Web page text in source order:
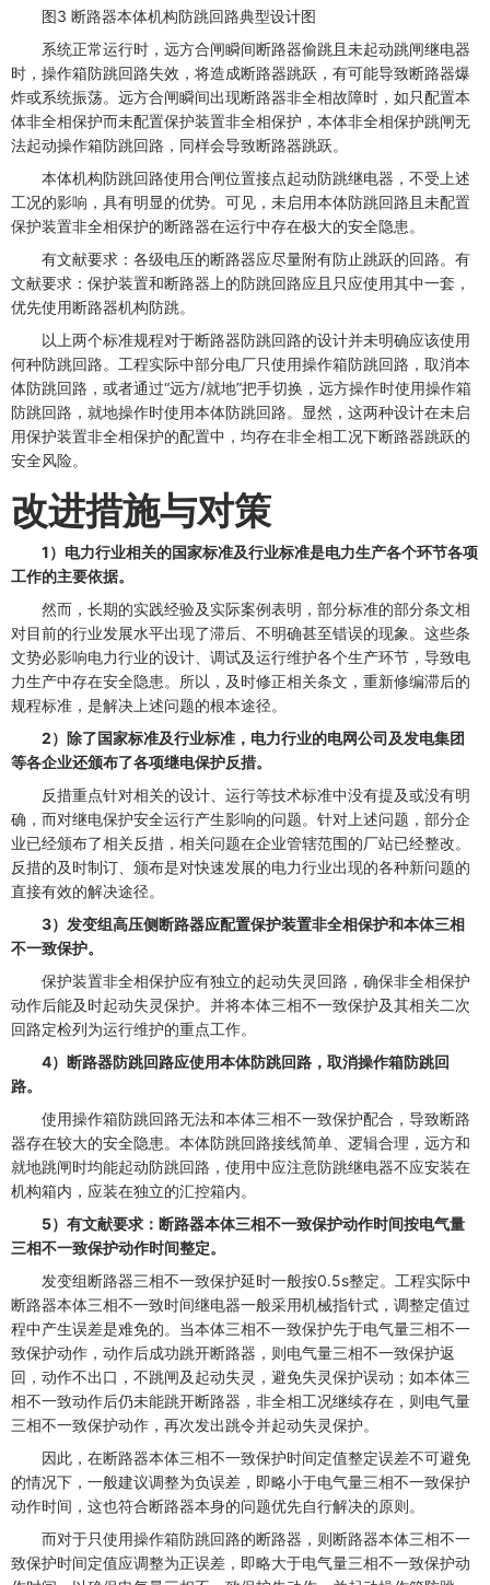
图3 断路器本体机构防跳回路典型设计图
系统正常运行时，远方合闸瞬间断路器偷跳且未起动跳闸继电器
时，操作箱防跳回路失效，将造成断路器跳跃，有可能导致断路器爆
炸或系统振荡。远方合闸瞬间出现断路器非全相故障时，如只配置本
体非全相保护而未配置保护装置非全相保护，本体非全相保护跳闸无
法起动操作箱防跳回路，同样会导致断路器跳跃。
本体机构防跳回路使用合闸位置接点起动防跳继电器，不受上述
工况的影响，具有明显的优势。可见，未启用本体防跳回路且未配置
保护装置非全相保护的断路器在运行中存在极大的安全隐患。
有文献要求：各级电压的断路器应尽量附有防止跳跃的回路。有
文献要求：保护装置和断路器上的防跳回路应且只应使用其中一套，
优先使用断路器机构防跳。
以上两个标准规程对于断路器防跳回路的设计并未明确应该使用
何种防跳回路。工程实际中部分电厂只使用操作箱防跳回路，取消本
体防跳回路，或者通过“远方/就地”把手切换，远方操作时使用操作箱
防跳回路，就地操作时使用本体防跳回路。显然，这两种设计在未启
用保护装置非全相保护的配置中，均存在非全相工况下断路器跳跃的
安全风险。
改进措施与对策
1）电力行业相关的国家标准及行业标准是电力生产各个环节各项
工作的主要依据。
然而，长期的实践经验及实际案例表明，部分标准的部分条文相
对目前的行业发展水平出现了滞后、不明确甚至错误的现象。这些条
文势必影响电力行业的设计、调试及运行维护各个生产环节，导致电
力生产中存在安全隐患。所以，及时修正相关条文，重新修编滞后的
规程标准，是解决上述问题的根本途径。
2）除了国家标准及行业标准，电力行业的电网公司及发电集团
等各企业还颁布了各项继电保护反措。
反措重点针对相关的设计、运行等技术标准中没有提及或没有明
确，而对继电保护安全运行产生影响的问题。针对上述问题，部分企
业已经颁布了相关反措，相关问题在企业管辖范围的厂站已经整改。
反措的及时制订、颁布是对快速发展的电力行业出现的各种新问题的
直接有效的解决途径。
3）发变组高压侧断路器应配置保护装置非全相保护和本体三相
不一致保护。
保护装置非全相保护应有独立的起动失灵回路，确保非全相保护
动作后能及时起动失灵保护。并将本体三相不一致保护及其相关二次
回路定检列为运行维护的重点工作。
4）断路器防跳回路应使用本体防跳回路，取消操作箱防跳回
路。
使用操作箱防跳回路无法和本体三相不一致保护配合，导致断路
器存在较大的安全隐患。本体防跳回路接线简单、逻辑合理，远方和
就地跳闸时均能起动防跳回路，使用中应注意防跳继电器不应安装在
机构箱内，应装在独立的汇控箱内。
5）有文献要求：断路器本体三相不一致保护动作时间按电气量
三相不一致保护动作时间整定。
发变组断路器三相不一致保护延时一般按0.5s整定。工程实际中
断路器本体三相不一致时间继电器一般采用机械指针式，调整定值过
程中产生误差是难免的。当本体三相不一致保护先于电气量三相不一
致保护动作，动作后成功跳开断路器，则电气量三相不一致保护返
回，动作不出口，不跳闸及起动失灵，避免失灵保护误动；如本体三
相不一致动作后仍未能跳开断路器，非全相工况继续存在，则电气量
三相不一致保护动作，再次发出跳令并起动失灵保护。
因此，在断路器本体三相不一致保护时间定值整定误差不可避免
的情况下，一般建议调整为负误差，即略小于电气量三相不一致保护
动作时间，这也符合断路器本身的问题优先自行解决的原则。
而对于只使用操作箱防跳回路的断路器，则断路器本体三相不一
致保护时间定值应调整为正误差，即略大于电气量三相不一致保护动